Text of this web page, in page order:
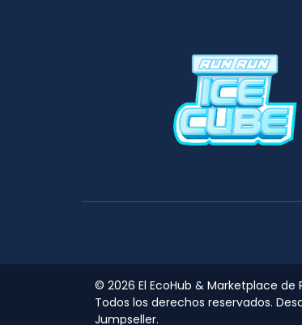
© 2026 El EcoHub & Marketplace de
Todos los derechos reservados.
Jumpseller.